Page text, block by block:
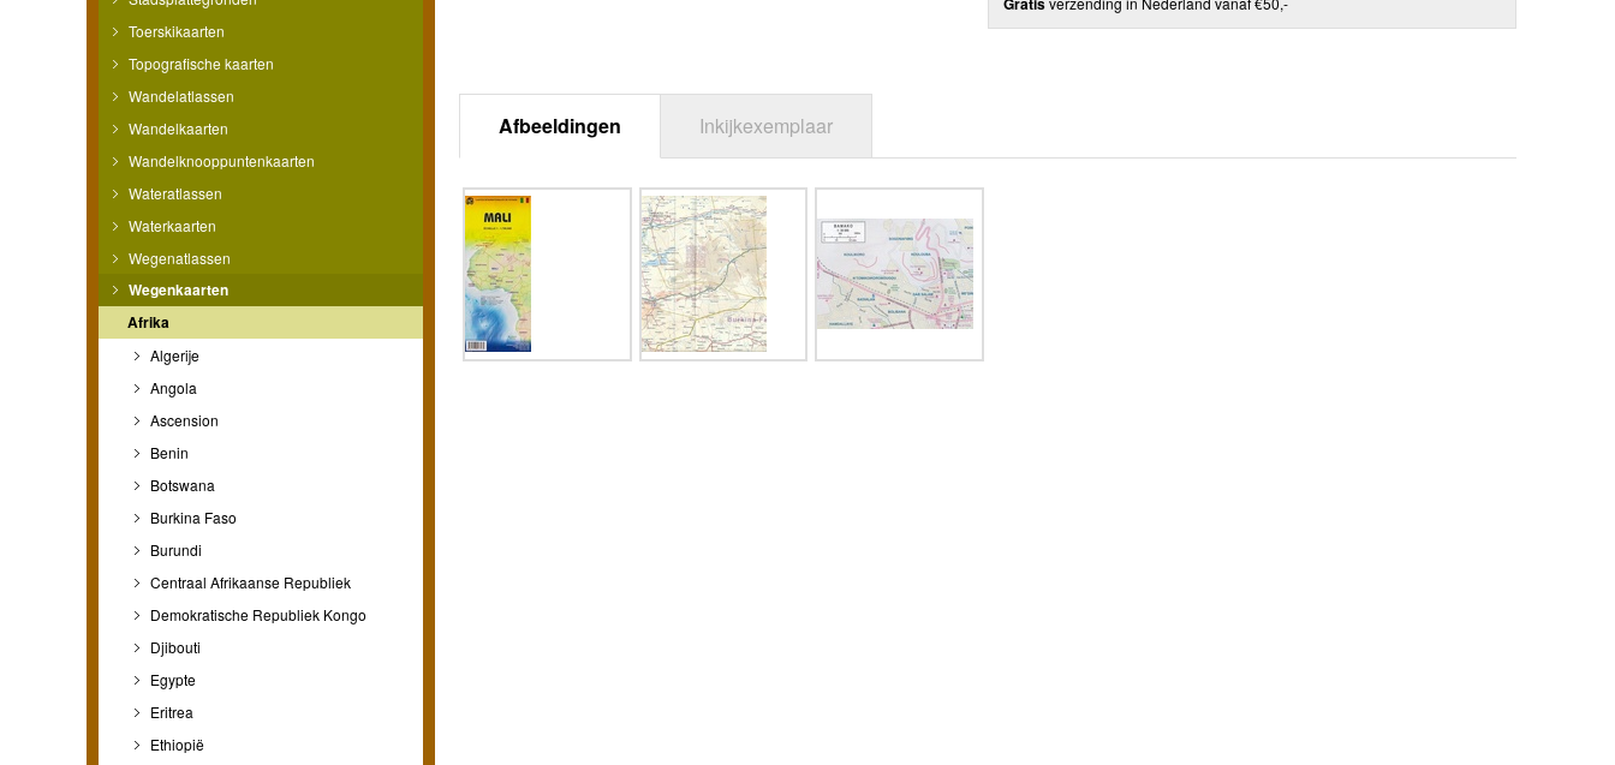
Toerskikaarten
Topografische kaarten
Wandelatlassen
Wandelkaarten
Wandelknooppuntenkaarten
Wateratlassen
Waterkaarten
Wegenatlassen
Wegenkaarten
Afrika
Algerije
Angola
Ascension
Benin
Botswana
Burkina Faso
Burundi
Centraal Afrikaanse Republiek
Demokratische Republiek Kongo
Djibouti
Egypte
Eritrea
Ethiopië
Afbeeldingen Inkijkexemplaar